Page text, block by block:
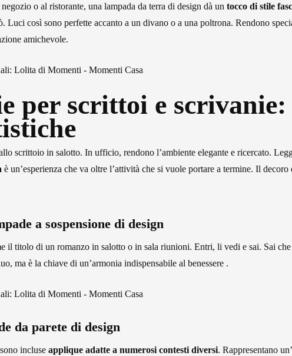
o al ristorante, una lampada da terra di design dà un tocco di stile
Luci così sono perfette accanto a un divano o a una poltrona. Rendono
amichevole.
per scrittoi e scrivanie:
scrittoio in salotto. In ufficio, rendono l’ambiente elegante e ricercato.
è un’esperienza che va oltre l’attività che si vuole portare a termine. Il
a sospensione di design
il titolo di un romanzo in salotto o in sala riunioni. Entri, li vedi e sai. Sai
ma è la chiave di un’armonia indispensabile al benessere .
da parete di design
incluse applique adatte a numerosi contesti diversi. Rappresentano